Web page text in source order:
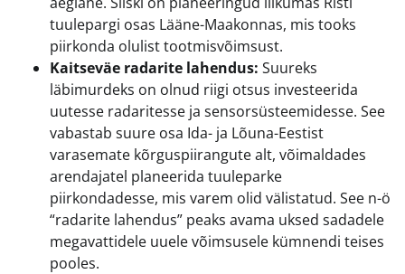
tuulepargi osas Lääne-Maakonnas, mis tooks
piirkonda olulist tootmisvõimsust.
Kaitseväe radarite lahendus: Suureks
läbimurdeks on olnud riigi otsus investeerida
uutesse radaritesse ja sensorsüsteemidesse. See
vabastab suure osa Ida- ja Lõuna-Eestist
varasemate kõrguspiirangute alt, võimaldades
arendajatel planeerida tuuleparke
piirkondadesse, mis varem olid välistatud. See n-ö
“radarite lahendus” peaks avama uksed sadadele
megavattidele uuele võimsusele kümnendi teises
pooles.